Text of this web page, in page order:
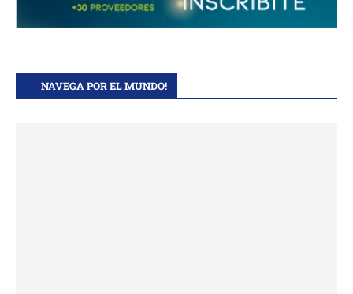
NAVEGA POR EL MUNDO!